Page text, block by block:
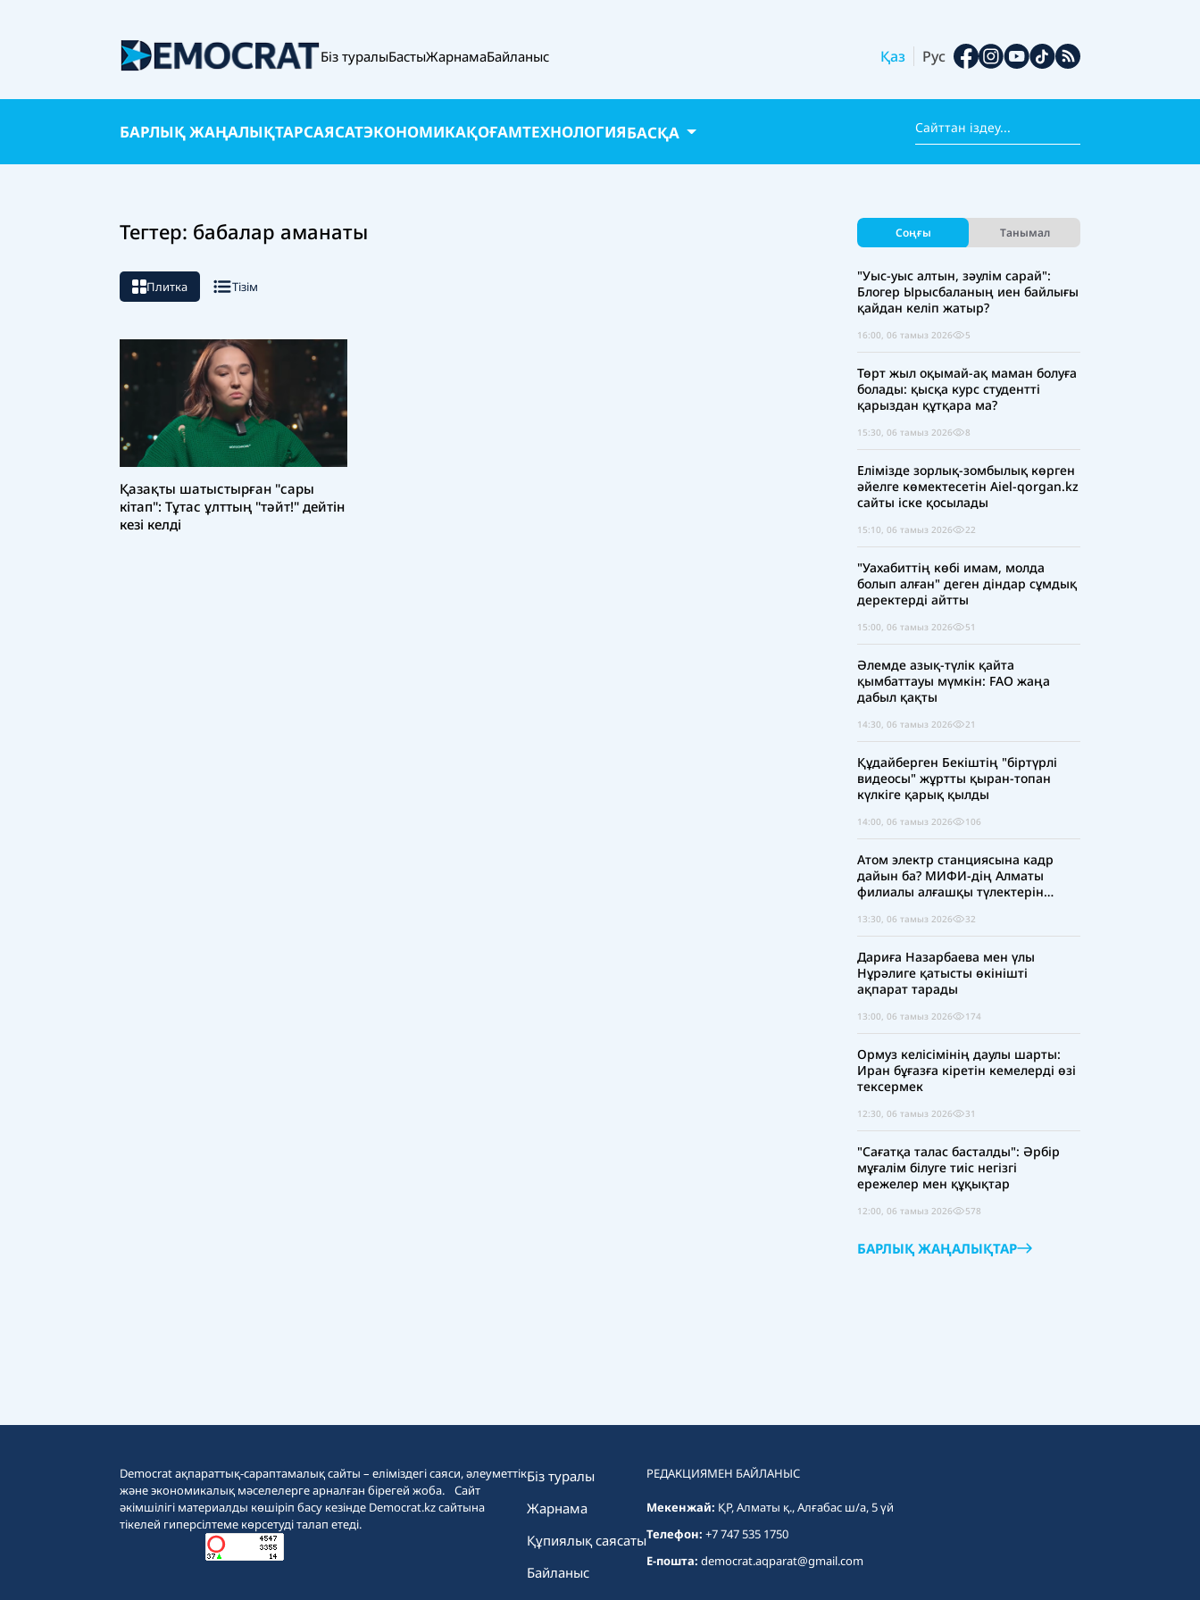
Біз туралыБастыЖарнамаБайланыс Қаз Рус
БАРЛЫҚ ЖАҢАЛЫҚТАРСАЯСАТЭКОНОМИКАҚОҒАМТЕХНОЛОГИЯБАСҚА
Тегтер: бабалар аманаты
Плитка Тізім
Қазақты шатыстырған "сары
кітап": Тұтас ұлттың "тәйт!" дейтін
кезі келді
Соңғы Танымал
"Уыс-уыс алтын, зәулім сарай":
Блогер Ырысбаланың иен байлығы
қайдан келіп жатыр?
16:00, 06 тамыз 2026 5
Төрт жыл оқымай-ақ маман болуға
болады: қысқа курс студентті
қарыздан құтқара ма?
15:30, 06 тамыз 2026 8
Елімізде зорлық-зомбылық көрген
әйелге көмектесетін Aiel-qorgan.kz
сайты іске қосылады
15:10, 06 тамыз 2026 22
"Уахабиттің көбі имам, молда
болып алған" деген діндар сұмдық
деректерді айтты
15:00, 06 тамыз 2026 51
Әлемде азық-түлік қайта
қымбаттауы мүмкін: FAO жаңа
дабыл қақты
14:30, 06 тамыз 2026 21
Құдайберген Бекіштің "біртүрлі
видеосы" жұртты қыран-топан
күлкіге қарық қылды
14:00, 06 тамыз 2026 106
Атом электр станциясына кадр
дайын ба? МИФИ-дің Алматы
филиалы алғашқы түлектерін
13:30, 06 тамыз 2026 32
Дариға Назарбаева мен үлы
Нұрәлиге қатысты өкінішті
ақпарат тарады
13:00, 06 тамыз 2026 174
Ормуз келісімінің даулы шарты:
Иран бұғазға кіретін кемелерді өзі
тексермек
12:30, 06 тамыз 2026 31
"Сағатқа талас басталды": Әрбір
мұғалім білуге тиіс негізгі
ережелер мен құқықтар
12:00, 06 тамыз 2026 578
БАРЛЫҚ ЖАҢАЛЫҚТАР
Democrat ақпараттық-сараптамалық сайты – еліміздегі саяси, әлеуметтік
және экономикалық мәселелерге арналған бірегей жоба. Сайт
әкімшілігі материалды көшіріп басу кезінде Democrat.kz сайтына
тікелей гиперсілтеме көрсетуді талап етеді.
Біз туралы
Жарнама
Құпиялық саясаты
Байланыс
РЕДАКЦИЯМЕН БАЙЛАНЫС
Мекенжай: ҚР, Алматы қ., Алғабас ш/а, 5 үй
Телефон: +7 747 535 1750
E-пошта: democrat.aqparat@gmail.com